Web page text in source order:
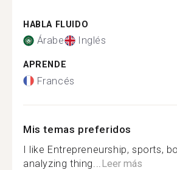
HABLA FLUIDO
Árabe Inglés
APRENDE
Francés
Mis temas preferidos
I like Entrepreneurship, sports,
analyzing thing... Leer más